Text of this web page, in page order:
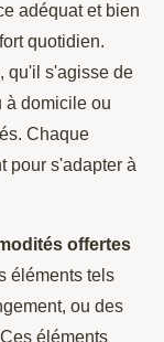
adéquat et bien
quotidien.
qu'il s'agisse de
à domicile ou
Chaque
pour s'adapter à
offertes
éléments tels
ou des
éléments